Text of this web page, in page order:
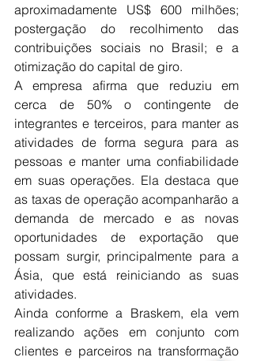
aproximadamente US$ 600 milhões;
postergação do recolhimento das
contribuições sociais no Brasil; e a
otimização do capital de giro.
A empresa afirma que reduziu em
cerca de 50% o contingente de
integrantes e terceiros, para manter as
atividades de forma segura para as
pessoas e manter uma confiabilidade
em suas operações. Ela destaca que
as taxas de operação acompanharão a
demanda de mercado e as novas
oportunidades de exportação que
possam surgir, principalmente para a
Ásia, que está reiniciando as suas
atividades.
Ainda conforme a Braskem, ela vem
realizando ações em conjunto com
clientes e parceiros na transformação